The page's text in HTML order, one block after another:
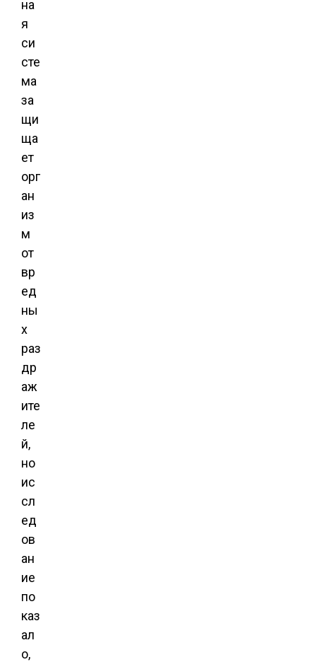
на
я
си
сте
ма
за
щи
ща
ет
орг
ан
из
м
от
вр
ед
ны
х
раз
др
аж
ите
ле
й,
но
ис
сл
ед
ов
ан
ие
по
каз
ал
о,